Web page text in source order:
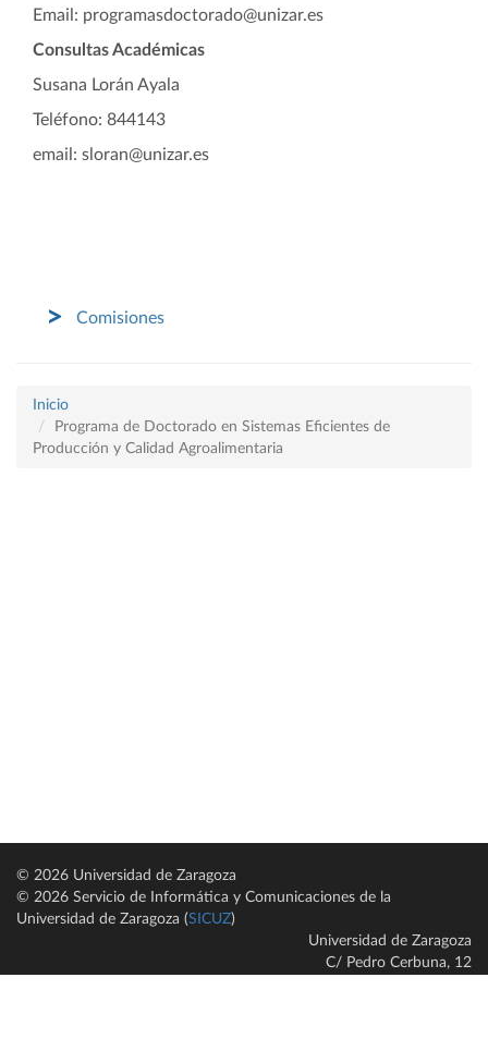
Email: programasdoctorado@unizar.es
Consultas Académicas
Susana Lorán Ayala
Teléfono: 844143
email: sloran@unizar.es
Comisiones
Inicio
Programa de Doctorado en Sistemas Eficientes de
Producción y Calidad Agroalimentaria
© 2026 Universidad de Zaragoza
© 2026 Servicio de Informática y Comunicaciones de la
Universidad de Zaragoza (SICUZ)
Universidad de Zaragoza
C/ Pedro Cerbuna, 12